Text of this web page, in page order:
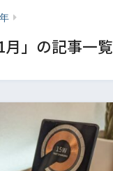
月」の記事一覧